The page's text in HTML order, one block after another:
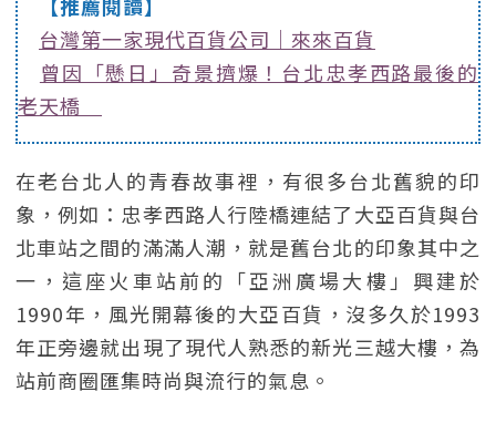
台灣第一家現代百貨公司｜來來百貨
曾因「懸日」奇景擠爆！台北忠孝西路最後的
老天橋
在老台北人的青春故事裡，有很多台北舊貌的印
象，例如：忠孝西路人行陸橋連結了大亞百貨與台
北車站之間的滿滿人潮，就是舊台北的印象其中之
一，這座火車站前的「亞洲廣場大樓」興建於
1990年，風光開幕後的大亞百貨，沒多久於1993
年正旁邊就出現了現代人熟悉的新光三越大樓，為
站前商圈匯集時尚與流行的氣息。